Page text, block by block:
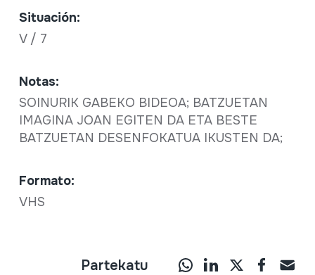
Situación:
V / 7
Notas:
SOINURIK GABEKO BIDEOA; BATZUETAN
IMAGINA JOAN EGITEN DA ETA BESTE
BATZUETAN DESENFOKATUA IKUSTEN DA;
Formato:
VHS
Partekatu